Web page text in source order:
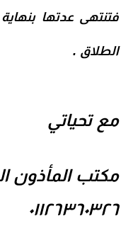
فتنتهى عدتها
الطلاق .
مع تحياتي
مكتب المأذون
٠١١٢٦٣٦٠٣٢٦